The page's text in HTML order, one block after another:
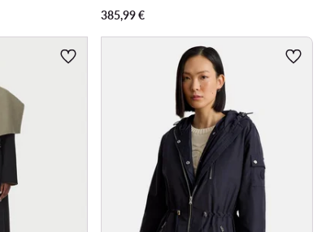
385,99€